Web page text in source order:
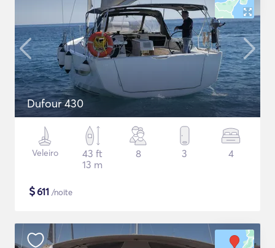
Dufour 430
Veleiro
43 ft
13 m
8 3 4
$611 /noite